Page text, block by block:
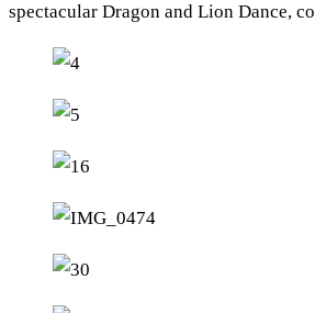
spectacular Dragon and Lion Dance,